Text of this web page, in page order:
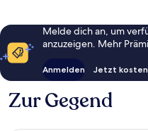
Melde dich an, um
anzuzeigen. Mehr
Anmelden Jetzt
Zur Gegend